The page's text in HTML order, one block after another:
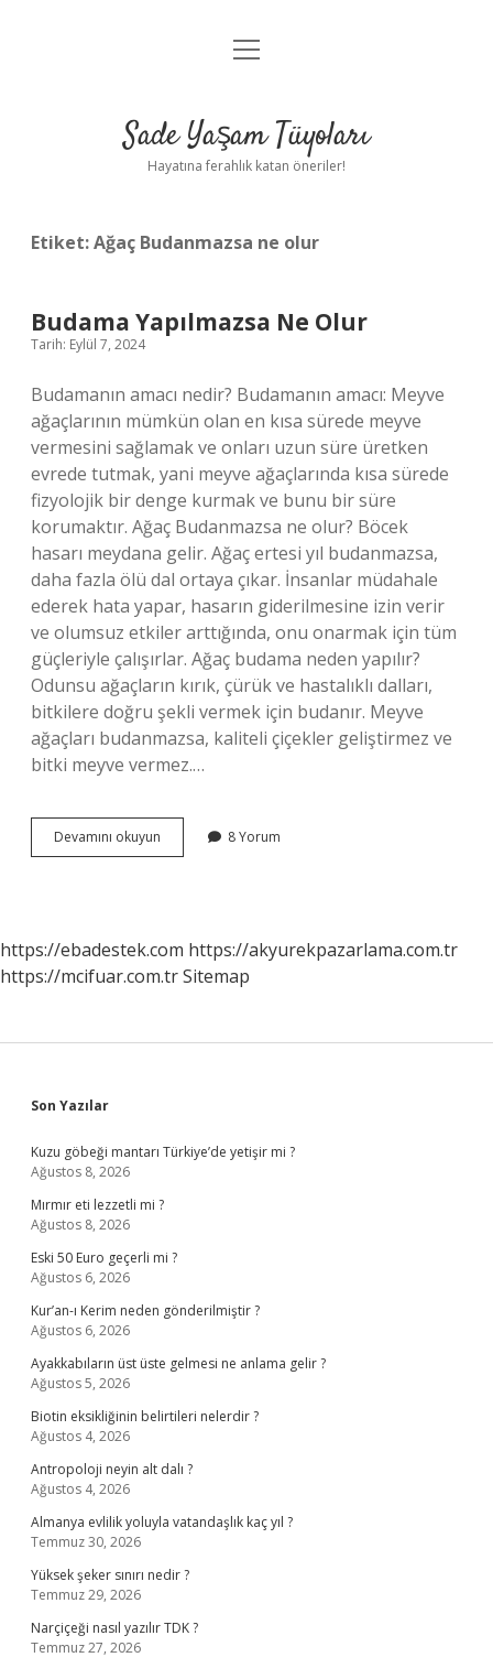
Anasayfa
Yasal Uyarı
menüyü
Sade Yaşam Tüyoları
Hayatına ferahlık katan öneriler!
Etiket:Ağaç Budanmazsa ne olur
Budama Yapılmazsa Ne Olur
Tarih: Eylül 7, 2024
Budamanın amacı nedir? Budamanın amacı: Meyve
ağaçlarının mümkün olan en kısa sürede meyve
vermesini sağlamak ve onları uzun süre üretken
evrede tutmak, yani meyve ağaçlarında kısa sürede
fizyolojik bir denge kurmak ve bunu bir süre
korumaktır. Ağaç Budanmazsa ne olur? Böcek
hasarı meydana gelir. Ağaç ertesi yıl budanmazsa,
daha fazla ölü dal ortaya çıkar. İnsanlar müdahale
ederek hata yapar, hasarın giderilmesine izin verir
ve olumsuz etkiler arttığında, onu onarmak için tüm
güçleriyle çalışırlar. Ağaç budama neden yapılır?
Odunsu ağaçların kırık, çürük ve hastalıklı dalları,
bitkilere doğru şekli vermek için budanır. Meyve
ağaçları budanmazsa, kaliteli çiçekler geliştirmez ve
bitki meyve vermez.…
Devamını okuyun Budama
Yapılmazsa
8 Yorum
https://ebadestek.com https://akyurekpazarlama.com.tr
https://mcifuar.com.trSitemap
Sidebar
Son Yazılar
Kuzu göbeği mantarı Türkiye’de yetişir mi ?
Ağustos 8, 2026
Mırmır eti lezzetli mi ?
Ağustos 8, 2026
Eski 50 Euro geçerli mi ?
Ağustos 6, 2026
Kur’an-ı Kerim neden gönderilmiştir ?
Ağustos 6, 2026
Ayakkabıların üst üste gelmesi ne anlama gelir ?
Ağustos 5, 2026
Biotin eksikliğinin belirtileri nelerdir ?
Ağustos 4, 2026
Antropoloji neyin alt dalı ?
Ağustos 4, 2026
Almanya evlilik yoluyla vatandaşlık kaç yıl ?
Temmuz 30, 2026
Yüksek şeker sınırı nedir ?
Temmuz 29, 2026
Narçiçeği nasıl yazılır TDK ?
Temmuz 27, 2026